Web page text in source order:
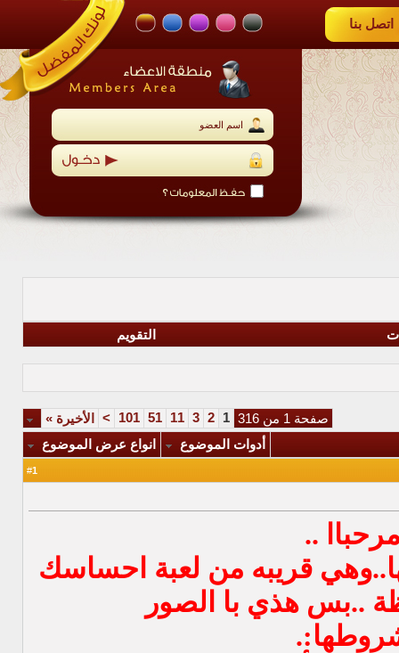
اتصل بنا
التقويم
صفحة 1 من 316 1
2
3
11
51
101
> الأخيرة »
أدوات الموضوع
انواع عرض الموضوع
1
..
قريبه من لعبة احساسك
..بس هذي با الصور